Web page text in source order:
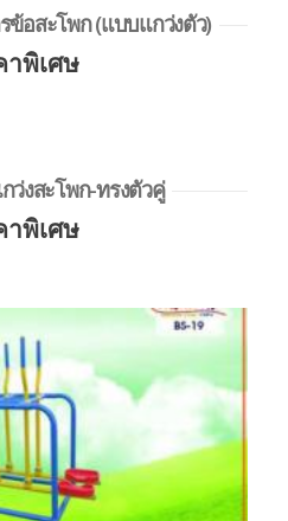
ข้อสะโพก (แบบแกว่งตัว)
าพิเศษ
ว่งสะโพก-ทรงตัวคู่
าพิเศษ